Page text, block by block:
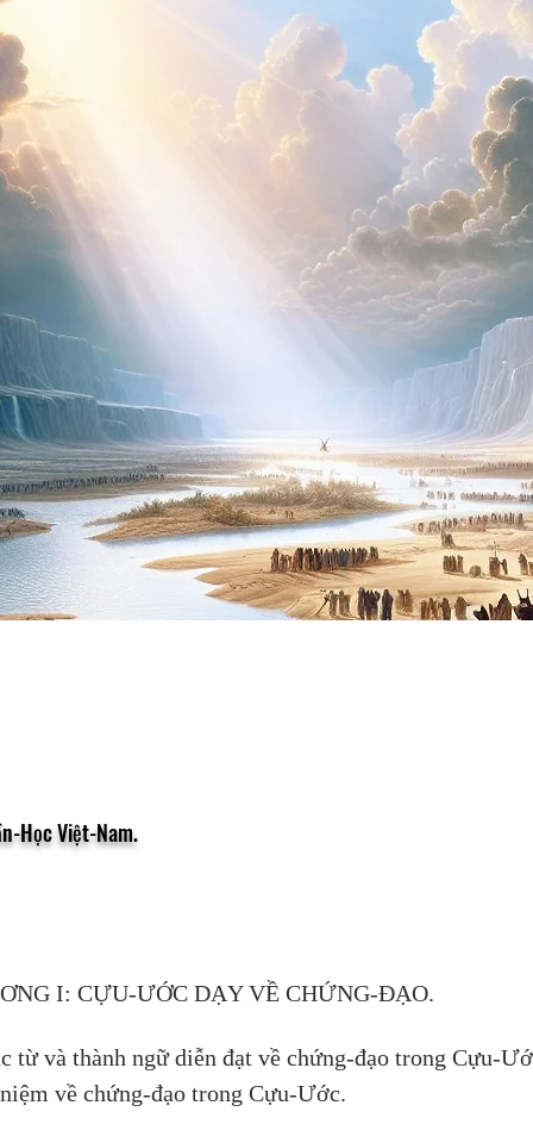
Học Việt-Nam.
I: CỰU-ƯỚC DẠY VỀ CHỨNG-ĐẠO.
từ và thành ngữ diễn đạt về chứng-đạo trong Cựu-
về chứng-đạo trong Cựu-Ước.